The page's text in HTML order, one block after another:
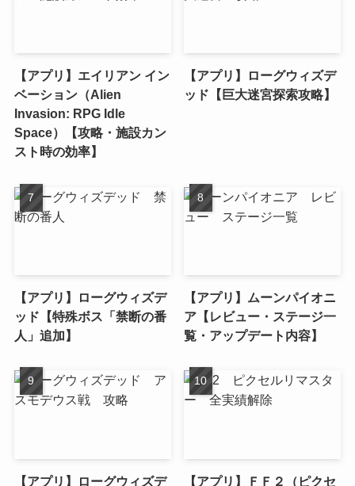
【アプリ】エイリアン イン
ベーション（Alien
Invasion: RPG Idle
Space）【攻略・施設カン
スト時の効率】
【アプリ】ローグウィズデ
ッド【巨大迷宮探索攻略】
【アプリ】ローグウィズデ
ッド【特殊ボス「禁断の番
人」追加】
【アプリ】ムーンパイオニ
ア【レビュー・ステージ一
覧・アップデート内容】
【アプリ】ローグウィズデ
【アプリ】ＦＦ２（ピクセ